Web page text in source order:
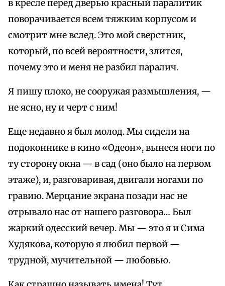
в кресле перед дверью красный паралитик
поворачивается всем тяжким корпусом и
смотрит мне вслед. Это мой сверстник,
который, по всей вероятности, злится,
почему это и меня не разбил паралич.
Я пишу плохо, не сооружая размышления, —
не ясно, ну и черт с ним!
Еще недавно я был молод. Мы сидели на
подоконнике в кино «Одеон», вынеся ноги по
ту сторону окна — в сад (оно было на первом
этаже), и, разговаривая, двигали ногами по
гравию. Мерцание экрана позади нас не
отрывало нас от нашего разговора… Был
жаркий одесский вечер. Мы — это я и Сима
Худякова, которую я любил первой —
трудной, мучительной — любовью.